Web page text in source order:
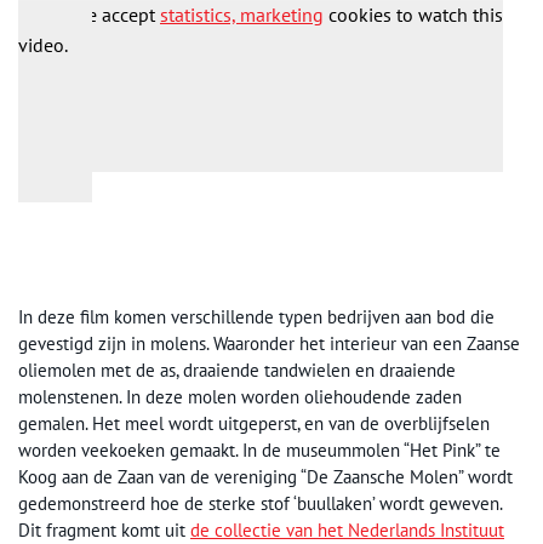
Please acceptstatistics, marketing cookies to watch this
video.
In deze film komen verschillende typen bedrijven aan bod die
gevestigd zijn in molens. Waaronder het interieur van een Zaanse
oliemolen met de as, draaiende tandwielen en draaiende
molenstenen. In deze molen worden oliehoudende zaden
gemalen. Het meel wordt uitgeperst, en van de overblijfselen
worden veekoeken gemaakt. In de museummolen “Het Pink” te
Koog aan de Zaan van de vereniging “De Zaansche Molen” wordt
gedemonstreerd hoe de sterke stof ‘buullaken’ wordt geweven.
Dit fragment komt uit de collectie van het Nederlands Instituut